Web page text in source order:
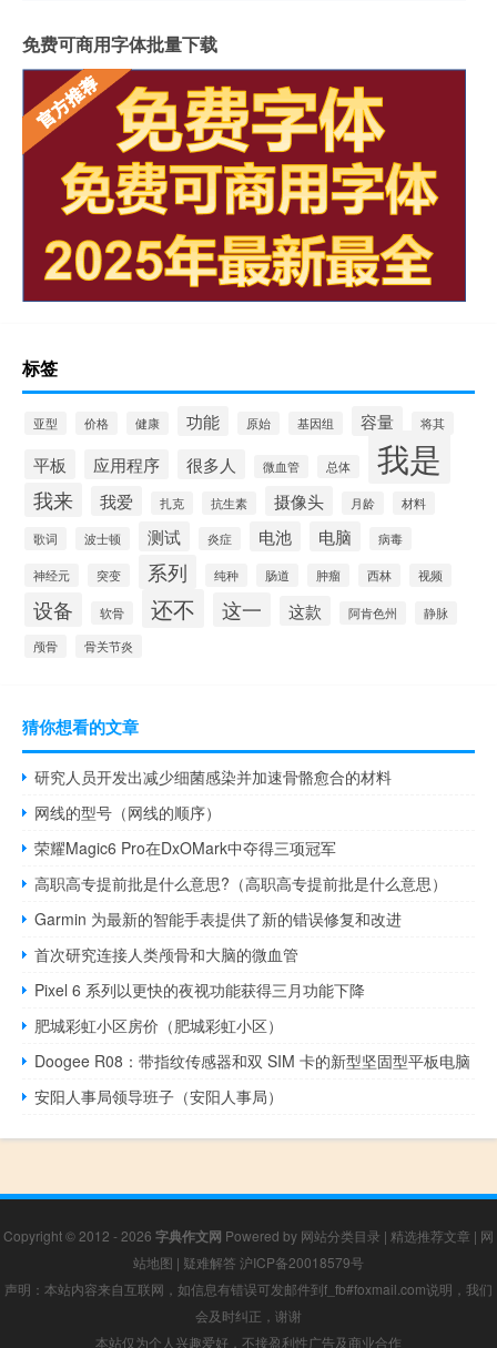
免费可商用字体批量下载
标签
亚型 价格 健康 功能 原始 基因组 容量 将其
平板 应用程序 很多人 微血管 总体 我是
我来 我爱 扎克 抗生素 摄像头 月龄 材料
歌词 波士顿 测试 炎症 电池 电脑 病毒
神经元 突变 系列 纯种 肠道 肿瘤 西林 视频
设备 软骨 还不 这一 这款 阿肯色州
静脉
颅骨
骨关节炎
猜你想看的文章
研究人员开发出减少细菌感染并加速骨骼愈合的材料
网线的型号（网线的顺序）
荣耀Magic6 Pro在DxOMark中夺得三项冠军
高职高专提前批是什么意思?（高职高专提前批是什么意思）
Garmin 为最新的智能手表提供了新的错误修复和改进
首次研究连接人类颅骨和大脑的微血管
Pixel 6 系列以更快的夜视功能获得三月功能下降
肥城彩虹小区房价（肥城彩虹小区）
Doogee R08：带指纹传感器和双 SIM 卡的新型坚固型平板电脑
安阳人事局领导班子（安阳人事局）
Copyright © 2012 - 2026 字典作文网 Powered by 网站分类目录 | 精选推荐文章 | 网
站地图 | 疑难解答 沪ICP备20018579号
声明：本站内容来自互联网，如信息有错误可发邮件到f_fb#foxmail.com说明，我们
会及时纠正，谢谢
本站仅为个人兴趣爱好，不接盈利性广告及商业合作